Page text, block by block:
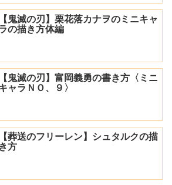
【鬼滅の刃】栗花落カナヲのミニキャ
の描き方体編
【鬼滅の刃】富岡義勇の書き方〈ミニ
ャラＮＯ、９〉
【葬送のフリーレン】シュタルクの描
き方